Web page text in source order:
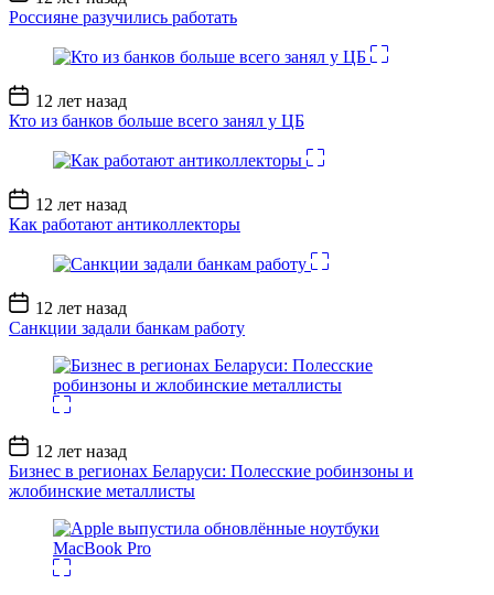
записи
Россияне разучились работать
Дата
записи
12 лет назад
Кто из банков больше всего занял у ЦБ
Дата
записи
12 лет назад
Как работают антиколлекторы
Дата
записи
12 лет назад
Санкции задали банкам работу
Дата
записи
12 лет назад
Бизнес в регионах Беларуси: Полесские робинзоны и
жлобинские металлисты